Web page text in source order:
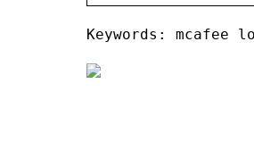
Keywords: mcafee